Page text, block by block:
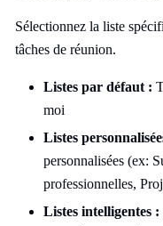
Sélectionnez la liste
tâches de réunion.
Listes par défaut :
moi
Listes
personnalisées (ex:
professionnelles,
Listes intelligentes :